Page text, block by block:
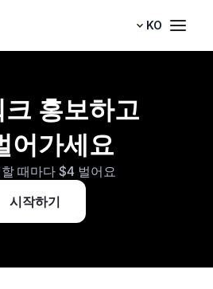
KO
크 홍보하고
어가세요
때마다 $4 벌어요
시작하기